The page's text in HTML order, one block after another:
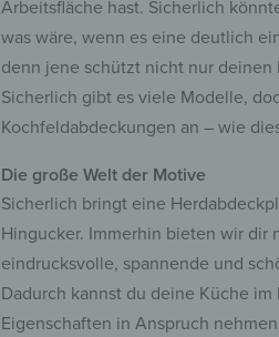
Arbeitsfläche hast. Sicherlich
was wäre, wenn es eine deutlich
denn jene schützt nicht nur
Sicherlich gibt es viele Modelle,
Kochfeldabdeckungen an – wie
Die große Welt der Motive
Sicherlich bringt eine
Hingucker. Immerhin bieten wir
eindrucksvolle, spannende und
Dadurch kannst du deine Küche
Eigenschaften in Anspruch